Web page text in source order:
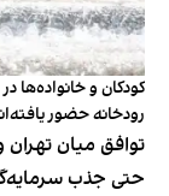
کودکان و خانواده‌ها
رودخانه حضور
توافق میان
حتی جذب